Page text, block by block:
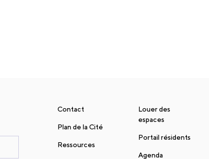
Contact
Plan de la Cité
Ressources
Louer des
espaces
Portail résidents
Agenda